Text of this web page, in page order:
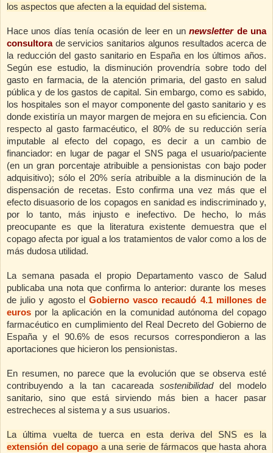
los aspectos que afecten a la equidad del sistema.
Hace unos días tenía ocasión de leer en unnewsletterde una
consultorade servicios sanitarios algunos resultados acerca de
la reducción del gasto sanitario en España en los últimos años.
Según ese estudio, la disminución provendría sobre todo del
gasto en farmacia, de la atención primaria, del gasto en salud
pública y de los gastos de capital. Sin embargo, como es sabido,
los hospitales son el mayor componente del gasto sanitario y es
donde existiría un mayor margen de mejora en su eficiencia. Con
respecto al gasto farmacéutico, el 80% de su reducción sería
imputable al efecto del copago, es decir a un cambio de
financiador: en lugar de pagar el SNS paga el usuario/paciente
(en un gran porcentaje atribuible a pensionistas con bajo poder
adquisitivo); sólo el 20% sería atribuible a la disminución de la
dispensación de recetas. Esto confirma una vez más que el
efecto disuasorio de los copagos en sanidad es indiscriminado y,
por lo tanto, más injusto e inefectivo. De hecho, lo más
preocupante es que la literatura existente demuestra que el
copago afecta por igual a los tratamientos de valor como a los de
más dudosa utilidad.
La semana pasada el propio Departamento vasco de Salud
publicaba una nota que confirma lo anterior: durante los meses
de julio y agosto el Gobierno vasco recaudó 4.1 millones de
euros por la aplicación en la comunidad autónoma del copago
farmacéutico en cumplimiento del Real Decreto del Gobierno de
España y el 90.6% de esos recursos correspondieron a las
aportaciones que hicieron los pensionistas.
En resumen, no parece que la evolución que se observa esté
contribuyendo a la tan cacareada sostenibilidaddel modelo
sanitario, sino que está sirviendo más bien a hacer pasar
estrecheces al sistema y a sus usuarios.
La última vuelta de tuerca en esta deriva del SNS es la
extensión del copago a una serie de fármacos que hasta ahora